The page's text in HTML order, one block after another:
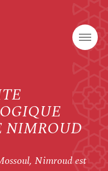
NIMROUD
Nimroud est